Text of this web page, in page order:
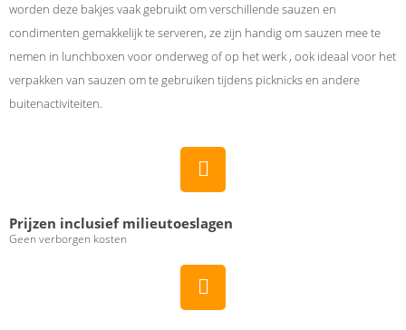
worden deze bakjes vaak gebruikt om verschillende sauzen en
condimenten gemakkelijk te serveren, ze zijn handig om sauzen mee te
nemen in lunchboxen voor onderweg of op het werk , ook ideaal voor het
verpakken van sauzen om te gebruiken tijdens picknicks en andere
buitenactiviteiten.
Prijzen inclusief milieutoeslagen
Geen verborgen kosten